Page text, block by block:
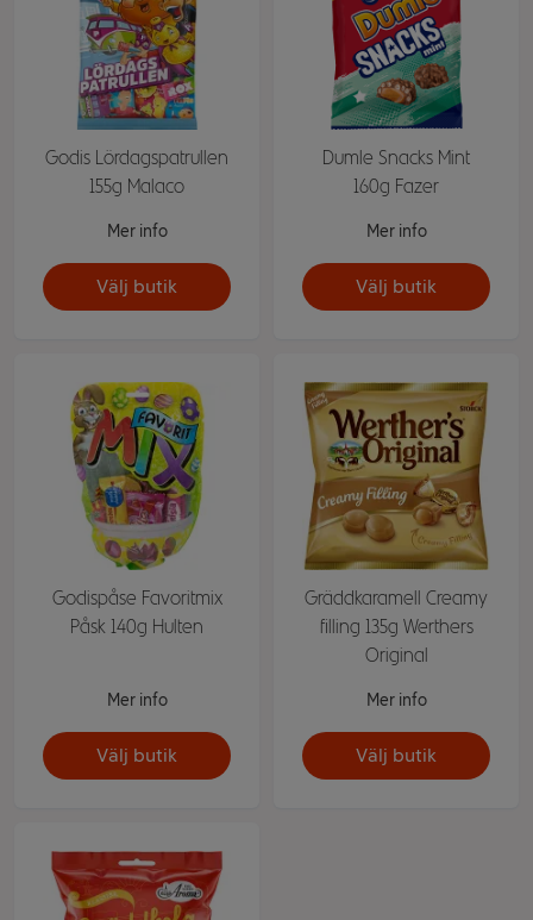
Godis Lördagspatrullen
155g Malaco
Mer info
Välj butik
Dumle Snacks Mint
160g Fazer
Mer info
Välj butik
Godispåse Favoritmix
Påsk 140g Hulten
Mer info
Välj butik
Gräddkaramell Creamy
filling 135g Werthers
Original
Mer info
Välj butik